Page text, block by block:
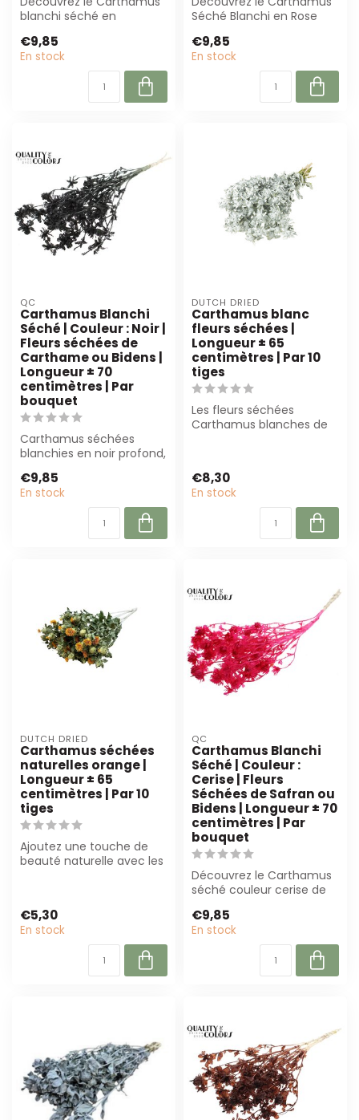
blanchi séché en
longueur de ± 70 cm, ...
€9,85
En stock
Séché Blanchi en Rose
arrangement...
€9,85
En stock
QC
Carthamus Blanchi
Séché | Couleur : Noir |
Fleurs séchées de
Carthame ou Bidens |
Longueur ± 70
centimètres | Par
bouquet
Carthamus séchées
blanchies en noir profond,
fleuriste...
€9,85
En stock
DUTCH DRIED
Carthamus blanc
fleurs séchées |
Longueur ± 65
centimètres | Par 10
tiges
Les fleurs séchées
Carthamus blanches de
€8,30
En stock
DUTCH DRIED
Carthamus séchées
naturelles orange |
Longueur ± 65
centimètres | Par 10
tiges
Ajoutez une touche de
beauté naturelle avec les
€5,30
En stock
QC
Carthamus Blanchi
Séché | Couleur :
Cerise | Fleurs
Séchées de Safran ou
Bidens | Longueur ± 70
centimètres | Par
bouquet
Découvrez le Carthamus
séché couleur cerise de
± 70 cm,...
€9,85
En stock